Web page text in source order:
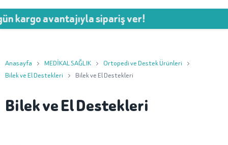
kargo avantajıyla sipariş ver!
Anasayfa MEDİKAL SAĞLIK
Ortopedi ve Destek Ürünleri
Bilek ve El Destekleri
Bilek ve El Destekleri
Bilek ve El Destekleri